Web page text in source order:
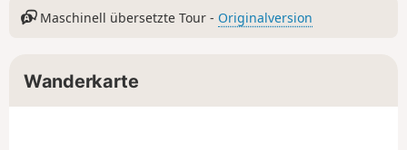
Maschinell übersetzte Tour - Originalversion
Wanderkarte